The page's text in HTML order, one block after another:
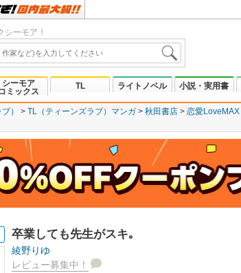
ーモア！
シーモア
ミックス
TL ライトノベル 小説・実用書
） TL（ティーンズラブ）マンガ 秋田書店 恋愛LoveMAX
卒業しても先生がスキ｡
綾野りゆ
レビュー募集中！